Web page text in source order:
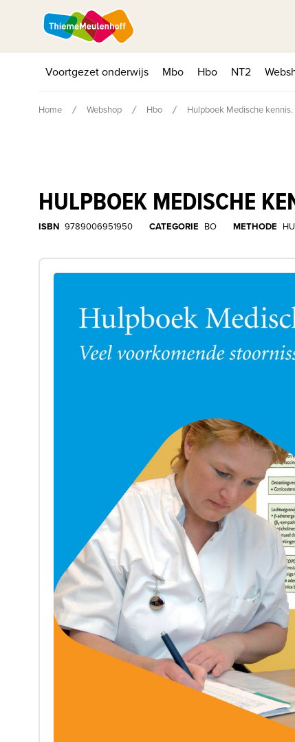
Voortgezet onderwijs Mbo Hbo NT2
Home Webshop Hbo Hulpboek Medische
HULPBOEK MEDISCHE
ISBN 9789006951950 CATEGORIE BO METHODE